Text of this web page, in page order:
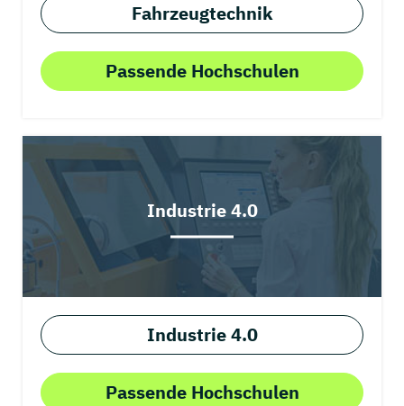
Fahrzeugtechnik
Passende Hochschulen
Industrie 4.0
Industrie 4.0
Passende Hochschulen